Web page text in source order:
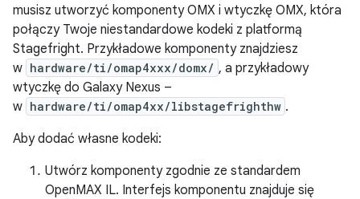
musisz utworzyć komponenty OMX i wtyczkę OMX, która
połączy Twoje niestandardowe kodeki z platformą
Stagefright. Przykładowe komponenty znajdziesz
w hardware/ti/omap4xxx/domx/ , a przykładowy
wtyczkę do Galaxy Nexus –
w hardware/ti/omap4xx/libstagefrighthw .
Aby dodać własne kodeki:
Utwórz komponenty zgodnie ze standardem
OpenMAX IL. Interfejs komponentu znajduje się